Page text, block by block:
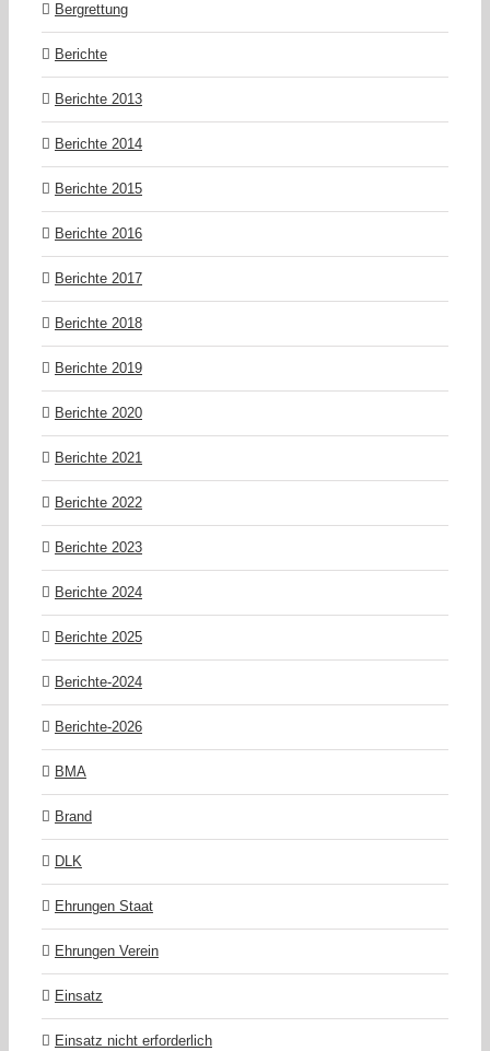
Bergrettung
Berichte
Berichte 2013
Berichte 2014
Berichte 2015
Berichte 2016
Berichte 2017
Berichte 2018
Berichte 2019
Berichte 2020
Berichte 2021
Berichte 2022
Berichte 2023
Berichte 2024
Berichte 2025
Berichte-2024
Berichte-2026
BMA
Brand
DLK
Ehrungen Staat
Ehrungen Verein
Einsatz
Einsatz nicht erforderlich